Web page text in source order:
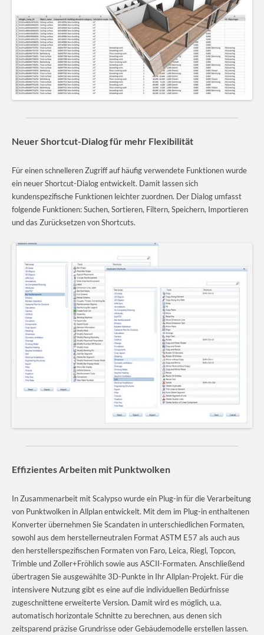
Neuer Shortcut-Dialog für mehr Flexibilität
Für einen schnelleren Zugriff auf häufig verwendete Funktionen wurde
ein neuer Shortcut-Dialog entwickelt. Damit lassen sich
kundenspezifische Funktionen leichter zuordnen. Der Dialog umfasst
folgende Funktionen: Suchen, Sortieren, Filtern, Speichern, Importieren
und das Zurücksetzen von Shortcuts.
Effizientes Arbeiten mit Punktwolken
In Zusammenarbeit mit Scalypso wurde ein Plug-in für die Verarbeitung
von Punktwolken in Allplan entwickelt. Mit dem im Plug-in enthaltenen
Konverter übernehmen Sie Scandaten in unterschiedlichen Formaten,
sowohl aus dem herstellerneutralen Format ASTM E57 als auch aus
den herstellerspezifischen Formaten von Faro, Leica, Riegl, Topcon,
Trimble und Zoller+Fröhlich sowie aus ASCII-Formaten. Anschließend
übertragen Sie ausgewählte 3D-Punkte in Ihr Allplan-Projekt. Für die
intensivere Nutzung gibt es eine auf die individuellen Bedürfnisse
zugeschnittene erweiterte Version. Damit wird es möglich, u.a.
automatisch horizontale Schnitte zu berechnen, aus denen sich
zeitsparend präzise Grundrisse oder Gebäudemodelle erstellen lassen.